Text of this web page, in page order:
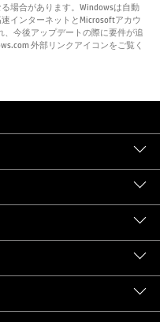
場合があります。Windowsは自動
インターネットとMicrosoftアカウ
、今後アップデートの際に要件が追
外部リンクアイコンをご覧く